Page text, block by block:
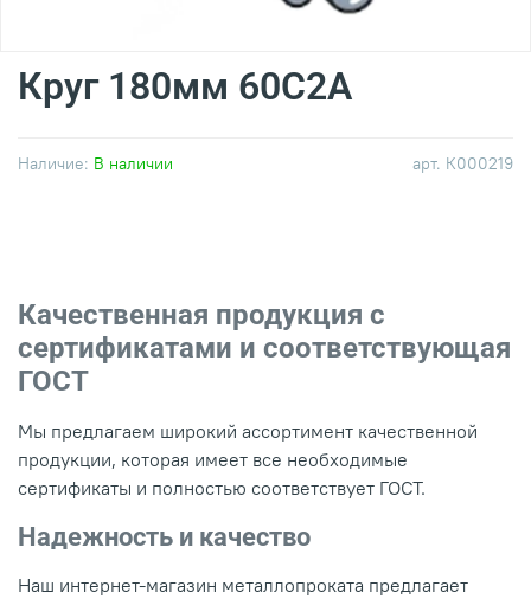
арт. К000219
Наличие: В наличии
Круг 180мм 60С2А
Качественная продукция с
сертификатами и соответствующая
ГОСТ
Мы предлагаем широкий ассортимент качественной
продукции, которая имеет все необходимые
сертификаты и полностью соответствует ГОСТ.
Надежность и качество
Наш интернет-магазин металлопроката предлагает